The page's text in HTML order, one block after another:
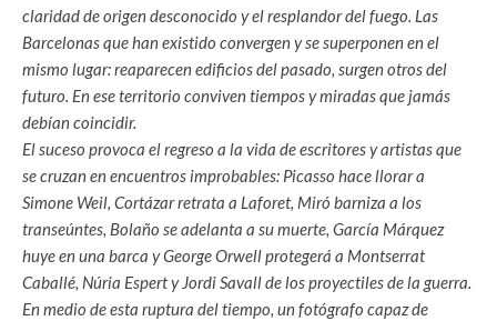
claridad de origen desconocido y el resplandor del fuego. Las
Barcelonas que han existido convergen y se superponen en el
mismo lugar: reaparecen edificios del pasado, surgen otros del
futuro. En ese territorio conviven tiempos y miradas que jamás
debían coincidir.
El suceso provoca el regreso a la vida de escritores y artistas que
se cruzan en encuentros improbables: Picasso hace llorar a
Simone Weil, Cortázar retrata a Laforet, Miró barniza a los
transeúntes, Bolaño se adelanta a su muerte, García Márquez
huye en una barca y George Orwell protegerá a Montserrat
Caballé, Núria Espert y Jordi Savall de los proyectiles de la guerra.
En medio de esta ruptura del tiempo, un fotógrafo capaz de